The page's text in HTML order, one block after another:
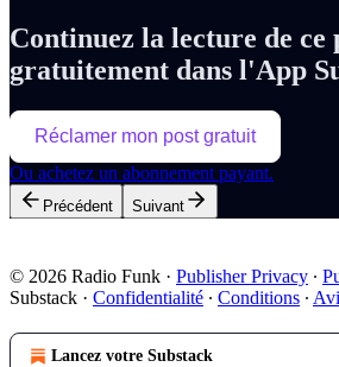
Continuez la lecture de ce
gratuitement dans l'App
Réclamer mon post gratuit
Ou achetez un abonnement payant.
Précédent Suivant
© 2026 Radio Funk · Publisher Privacy ∙
Substack · Confidentialité ∙ Conditions ∙
Lancez votre Substack